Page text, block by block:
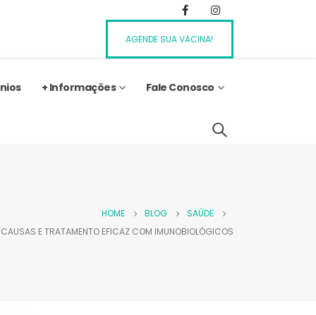
AGENDE SUA VACINA!
+ Informações Fale Conosco
HOME BLOG
SAÚDE
E TRATAMENTO EFICAZ COM IMUNOBIOLÓGICOS